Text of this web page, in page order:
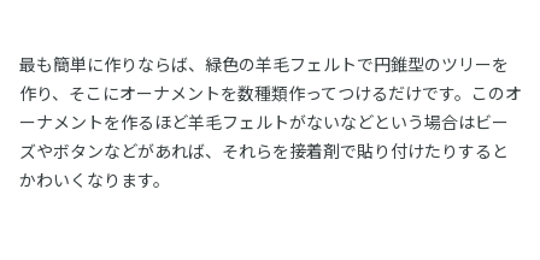
最も簡単に作りならば、緑色の羊毛フェルトで円錐型のツリーを
作り、そこにオーナメントを数種類作ってつけるだけです。このオ
ーナメントを作るほど羊毛フェルトがないなどという場合はビー
ズやボタンなどがあれば、それらを接着剤で貼り付けたりすると
かわいくなります。